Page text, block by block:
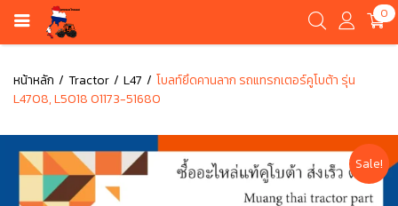
0
หน้าหลัก Tractor L47
โบลท์ยึดคานลาก รถแทรกเตอร์คูโบต้า รุ่น
L4708, L5018 01173-51680
Sale!